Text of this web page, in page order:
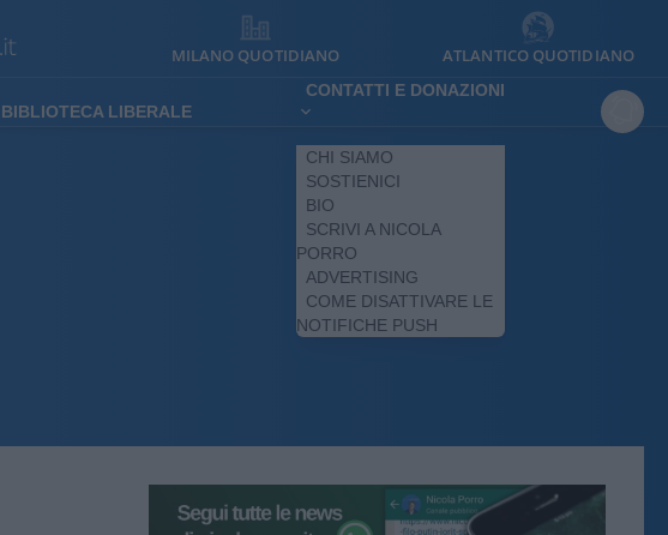
MILANO QUOTIDIANO ATLANTICO QUOTIDIANO
BIBLIOTECA LIBERALE
CONTATTI E DONAZIONI
CHI SIAMO
SOSTIENICI
BIO
SCRIVI A NICOLA
PORRO
ADVERTISING
COME DISATTIVARE LE
NOTIFICHE PUSH